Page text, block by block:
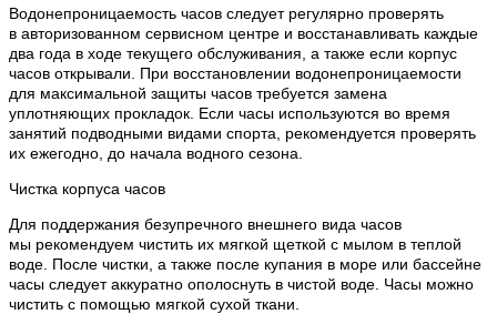
Водонепроницаемость часов следует регулярно проверять
в авторизованном сервисном центре и восстанавливать каждые
два года в ходе текущего обслуживания, а также если корпус
часов открывали. При восстановлении водонепроницаемости
для максимальной защиты часов требуется замена
уплотняющих прокладок. Если часы используются во время
занятий подводными видами спорта, рекомендуется проверять
их ежегодно, до начала водного сезона.
Чистка корпуса часов
Для поддержания безупречного внешнего вида часов
мы рекомендуем чистить их мягкой щеткой с мылом в теплой
воде. После чистки, а также после купания в море или бассейне
часы следует аккуратно ополоснуть в чистой воде. Часы можно
чистить с помощью мягкой сухой ткани.